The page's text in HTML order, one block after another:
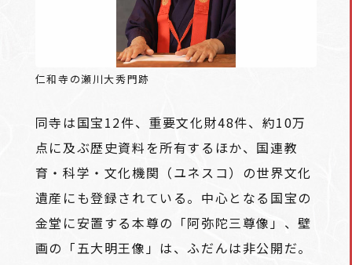
仁和寺の瀬川大秀門跡
同寺は国宝12件、重要文化財48件、約10万
点に及ぶ歴史資料を所有するほか、国連教
育・科学・文化機関（ユネスコ）の世界文化
遺産にも登録されている。中心となる国宝の
金堂に安置する本尊の「阿弥陀三尊像」、壁
画の「五大明王像」は、ふだんは非公開だ。